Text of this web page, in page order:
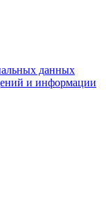
данных
и информации